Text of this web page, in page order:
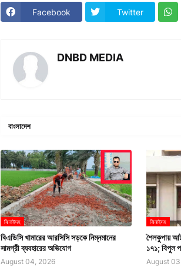
Facebook Twitter
DNBD MEDIA
বাংলাদেশ
ঝিনাইদহ
বিএডিসি খামারের আরসিসি সড়কে নিম্নমানের
সামগ্রী ব্যবহারের অভিযোগ
August 04, 2026
ঝিনাইদহ
শৈলকুপায়
১৭১; বিপুল
August